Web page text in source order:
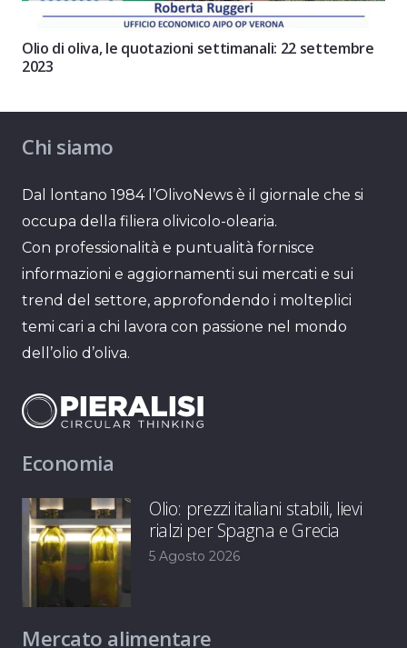
Olio di oliva, le quotazioni settimanali: 22 settembre
2023
Chi siamo
Dal lontano 1984 l’OlivoNews è il giornale che si
occupa della filiera olivicolo-olearia.
Con professionalità e puntualità fornisce
informazioni e aggiornamenti sui mercati e sui
trend del settore, approfondendo i molteplici
temi cari a chi lavora con passione nel mondo
dell’olio d’oliva.
Economia
Olio: prezzi italiani stabili, lievi
rialzi per Spagna e Grecia
5 Agosto 2026
Mercato alimentare